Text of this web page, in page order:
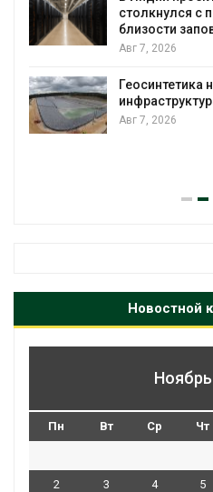
из-за воды и
как меняется
с отходами
Авг 7,
Новостной
Пн Вт Ср Чт
2 3 4 5